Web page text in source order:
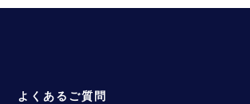
よくあるご質問